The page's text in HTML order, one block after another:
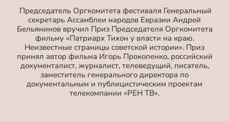
Председатель Оргкомитета фестиваля Генеральный
секретарь Ассамблеи народов Евразии Андрей
Бельянинов вручил Приз Председателя Оргкомитета
фильму «Патриарх Тихон у власти на краю.
Неизвестные страницы советской истории». Приз
принял автор фильма Игорь Прокопенко, российский
документалист, журналист, телеведущий, писатель,
заместитель генерального директора по
документальным и публицистическим проектам
телекомпании «РЕН ТВ».